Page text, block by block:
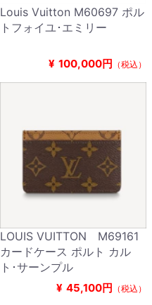
Louis Vuitton M60697 ポル
トフォイユ･エミリー
¥ 100,000円 （税込）
LOUIS VUITTON M69161
カードケース ポルト カル
ト･サーンプル
¥ 45,100円 （税込）